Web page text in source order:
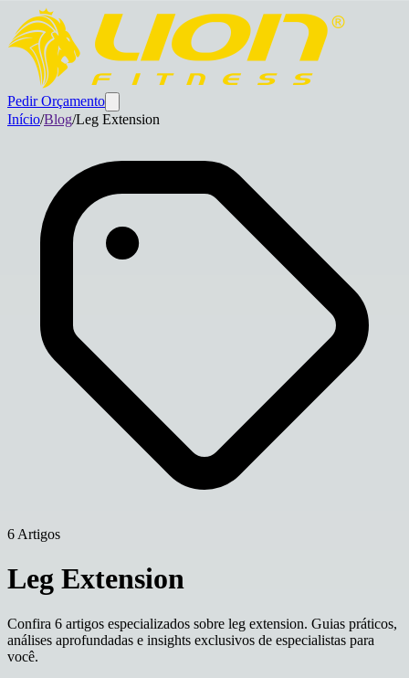
Pedir Orçamento
Início/Blog/Leg Extension
6 Artigos
Leg Extension
Confira 6 artigos especializados sobre leg extension. Guias práticos,
análises aprofundadas e insights exclusivos de especialistas para
você.